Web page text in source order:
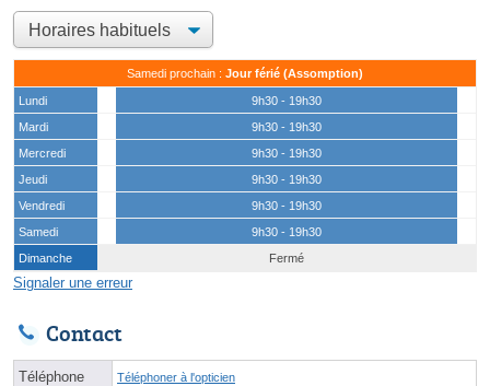
Samedi prochain : Jour férié (Assomption)
Lundi
9h30 - 19h30
Mardi
9h30 - 19h30
Mercredi
9h30 - 19h30
Jeudi
9h30 - 19h30
Vendredi
9h30 - 19h30
Samedi
9h30 - 19h30
Dimanche
Fermé
Signaler une erreur
Contact
Téléphone Téléphoner à l'opticien